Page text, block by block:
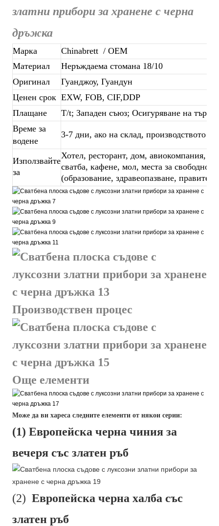
златни прибори за хранене с черна
дръжка
Марка Chinabrett / OEM
Материал
Неръждаема стомана 18/10
Оригинал
Гуанджоу, Гуандун
Ценен срок EXW, FOB, CIF,DDP
Плащане
T/t; Западен съюз; Осигуряване на
Време за
водене
3-7 дни, ако на склад, производството
Използвайте
за
Хотел, ресторант, дом, авиокомпания,
сватба, кафене, мол, места за
(образование, здравеопазване,
Производствен процес
Още елементи
Може да ви хареса следните елементи от някои серии:
(1) Европейска черна чиния за
вечеря със златен ръб
(2) Европейска черна халба със
златен ръб